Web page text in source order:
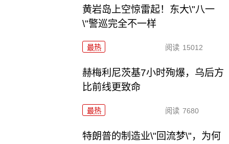
黄岩岛上空惊雷起！东大\"八一
\"警巡完全不一样
最热 阅读 15012
赫梅利尼茨基7小时殉爆，乌后方
比前线更致命
最热 阅读 7680
特朗普的制造业\"回流梦\"，为何